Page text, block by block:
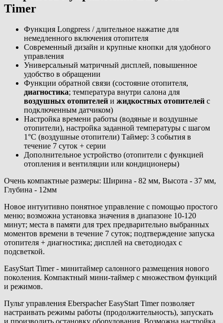
Timer
Функция Longpress / длительное нажатие для
немедленного включения отопителя
Современный дизайн и крупные кнопки для удобного
управления
Универсальный матричный дисплей, повышенное
удобство в обращении
Функции обратной связи (состояние отопителя,
диагностика; температура внутри салона для
воздушных отопителей и жидкостных отопителей с
подключенным датчиком)
Настройка времени работы (водяные и воздушные
отопители), настройка заданной температуры с шагом
1°C (воздушные отопители) Таймер: 3 события в
течение 7 суток + серии
Дополнительное устройство (отопители с функцией
отопления и вентиляции или кондиционеры)
Очень компактные размеры: Ширина - 82 мм, Высота - 37 мм,
Глубина - 12мм
Новое интуитивно понятное управление с помощью простого
меню; возможна установка значения в диапазоне 10-120
минут; места в памяти для трех предварительно выбранных
моментов времени в течение 7 суток; подтверждение запуска
отопителя + диагностика; дисплей на светодиодах с
подсветкой.
EasyStart Timer - минитаймер салонного размещения нового
поколения. Компактный мини-таймер с множеством функций
и режимов.
Пульт управления Eberspacher EasyStart Timer позволяет
настраивать режимы работы (продолжительность), запускать